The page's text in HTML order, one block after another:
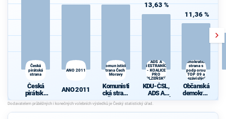
Česká
pirátská
strana
Česká
pirátská
strana
ANO 2011
ANO 2011
Komunistická
strana Čech a
Moravy
Komunisti
cká strana
Čech a
Moravy
13,63 %
ADS A
NESTRANÍCI
- KOALICE
PRO
PLZEŇSKÝ
KRAJ
KDU-ČSL,
ADS A
NESTRANÍ
CI -
KOALICE
11,36 %
demokratická
strana s
podporou
TOP 09 a
nezávislých
starostů
Občanská
demokrati
cká strana
TOP 09 a